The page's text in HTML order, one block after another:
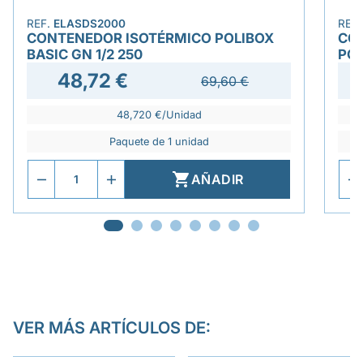
REF. ELASDS2000
CONTENEDOR ISOTÉRMICO POLIBOX
BASIC GN 1/2 250
48,72 € 69,60 €
48,720 €/Unidad
Paquete de 1 unidad
AÑADIR
VER MÁS ARTÍCULOS DE: